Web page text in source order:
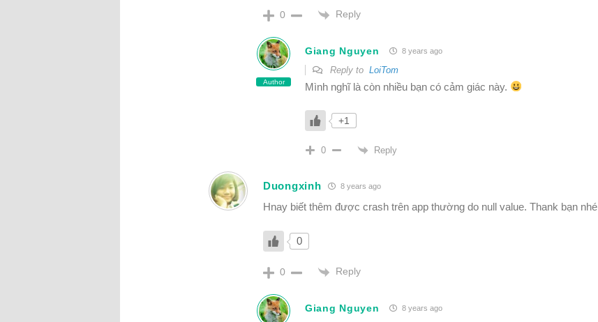
0 Reply
Author
Giang Nguyen 8 years ago
Reply to LoiTom
Mình nghĩ là còn nhiều bạn có cảm giác này.
+1
0 Reply
Duongxinh 8 years ago
Hnay biết thêm được crash trên app thường do null value. Thank bạn nhé
0
0 Reply
Giang Nguyen 8 years ago